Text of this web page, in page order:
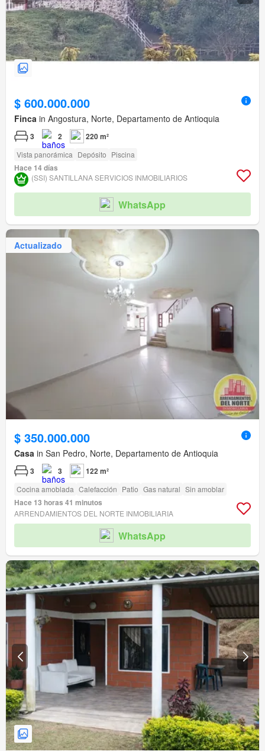
$ 600.000.000
Finca in Angostura, Norte, Departamento de Antioquia
3 2 220 m²
Vista panorámica Depósito Piscina
Hace 14 días
(SSI) SANTILLANA SERVICIOS INMOBILIARIOS
WhatsApp
Actualizado
$ 350.000.000
Casa in San Pedro, Norte, Departamento de Antioquia
3 3 122 m²
Cocina amoblada Calefacción Patio Gas natural Sin amoblar
Hace 13 horas 41 minutos
ARRENDAMIENTOS DEL NORTE INMOBILIARIA
WhatsApp